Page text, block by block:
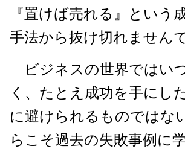
『置けば売れる』という
手法から抜け切れません
ビジネスの世界ではい
く、たとえ成功を手にし
に避けられるものではな
らこそ過去の失敗事例に